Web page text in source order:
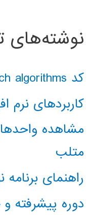
نوشته‌های
کد classical AI search algorithms
کاربردهای نرم
مشاهده
متلب
راهنمای
دوره پیشرفته